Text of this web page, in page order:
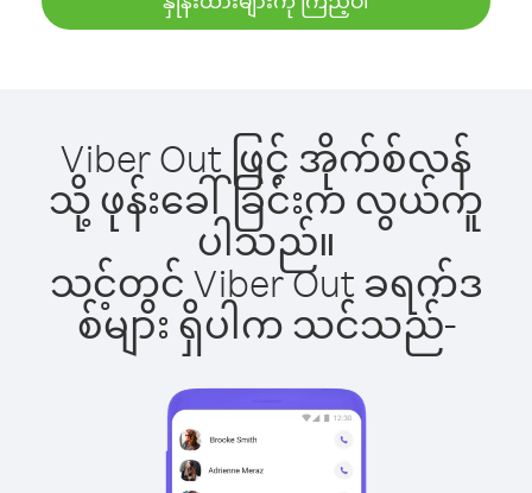
Viber Out ဖြင့် အိုက်စ်လန်
သို့ ဖုန်းခေါ်ခြင်းက လွယ်ကူ
ပါသည်။
သင့်တွင် Viber Out ခရက်ဒ
စ်များ ရှိပါက သင်သည်-